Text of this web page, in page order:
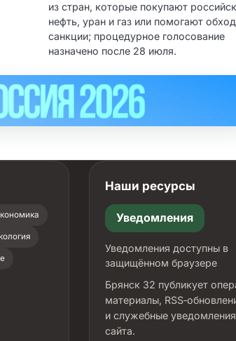
из стран, которые покупают
нефть, уран и газ или помогают
санкции; процедурное голосование
назначено после 28 июля.
Наши ресурсы
Уведомления
Уведомления доступны в
защищённом браузере
Брянск 32 публикует
материалы,
и служебные
сайта.